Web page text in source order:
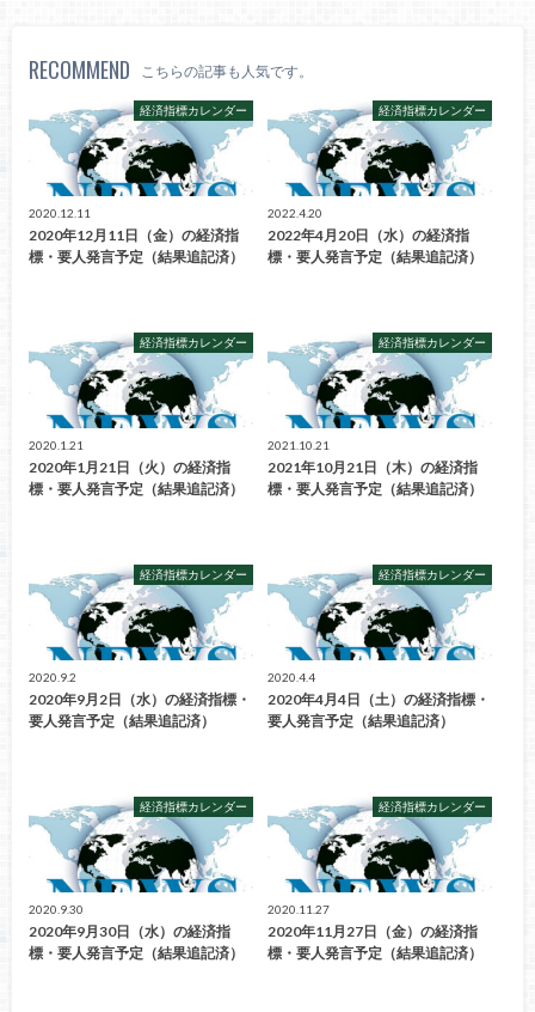
RECOMMEND こちらの記事も人気です。
経済指標カレンダー
2020.12.11
2020年12月11日（金）の経済指
標・要人発言予定（結果追記済）
経済指標カレンダー
2022.4.20
2022年4月20日（水）の経済指
標・要人発言予定（結果追記済）
経済指標カレンダー
2020.1.21
2020年1月21日（火）の経済指
標・要人発言予定（結果追記済）
経済指標カレンダー
2021.10.21
2021年10月21日（木）の経済指
標・要人発言予定（結果追記済）
経済指標カレンダー
2020.9.2
2020年9月2日（水）の経済指標・
要人発言予定（結果追記済）
経済指標カレンダー
2020.4.4
2020年4月4日（土）の経済指標・
要人発言予定（結果追記済）
経済指標カレンダー
2020.9.30
2020年9月30日（水）の経済指
標・要人発言予定（結果追記済）
経済指標カレンダー
2020.11.27
2020年11月27日（金）の経済指
標・要人発言予定（結果追記済）